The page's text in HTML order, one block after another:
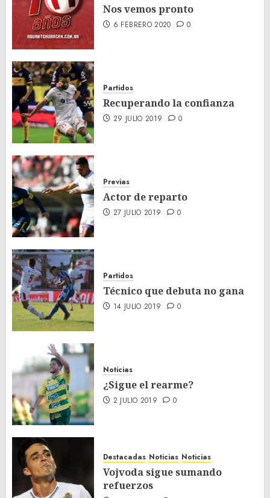
Nos vemos pronto
6 FEBRERO 2020 0
Partidos
Recuperando la confianza
29 JULIO 2019 0
Previas
Actor de reparto
27 JULIO 2019 0
Partidos
Técnico que debuta no gana
14 JULIO 2019 0
Noticias
¿Sigue el rearme?
2 JULIO 2019 0
Destacadas Noticias Noticias
Vojvoda sigue sumando
refuerzos